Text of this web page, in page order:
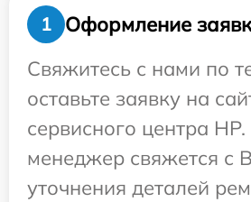
1
Оформление
Свяжитесь с нами по
оставьте заявку на
сервисного центра
менеджер свяжется с
уточнения деталей